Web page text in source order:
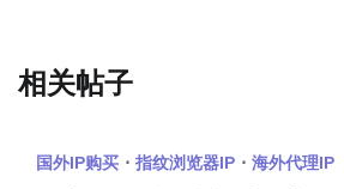
导
相关帖子
国外IP购买 指纹浏览器IP 海外代理IP